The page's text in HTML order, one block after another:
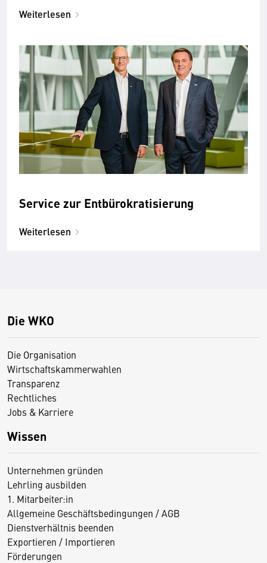
Weiterlesen
Service zur Entbürokratisierung
Weiterlesen
Die WKO
Die Organisation
Wirtschaftskammerwahlen
Transparenz
Rechtliches
Jobs & Karriere
Wissen
Unternehmen gründen
Lehrling ausbilden
1. Mitarbeiter:in
Allgemeine Geschäftsbedingungen / AGB
Dienstverhältnis beenden
Exportieren / Importieren
Förderungen